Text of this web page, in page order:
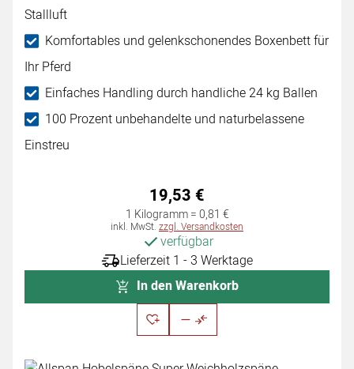
Stallluft
Komfortables und gelenkschonendes Boxenbett für
Ihr Pferd
Einfaches Handling durch handliche 24 kg Ballen
100 Prozent unbehandelte und naturbelassene
Einstreu
19,53 €
1 Kilogramm =0,81 €
Steuerhinweis:
inkl. MwSt. zzgl. Versandkosten
verfügbar
Lieferzeit 1 - 3 Werktage
In den Warenkorb